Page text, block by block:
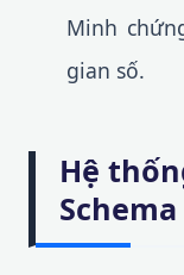
Minh
gian số.
Hệ